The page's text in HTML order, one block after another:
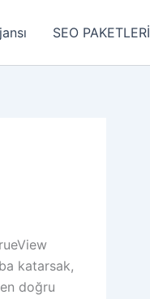
SEO PAKETLERİ
katarsak,
doğru